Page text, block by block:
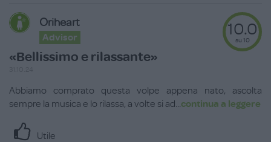
Oriheart
Advisor
«Bellissimo e rilassante»
10.0
su 10
Abbiamo comprato questa volpe appena nato, ascolta
sempre la musica e lo rilassa, a volte si ad...continua a leggere
Utile